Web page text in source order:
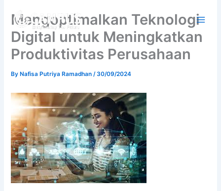
content
Mengoptimalkan Teknologi
Digital untuk Meningkatkan
Produktivitas Perusahaan
ByNafisa Putriya Ramadhan/30/09/2024